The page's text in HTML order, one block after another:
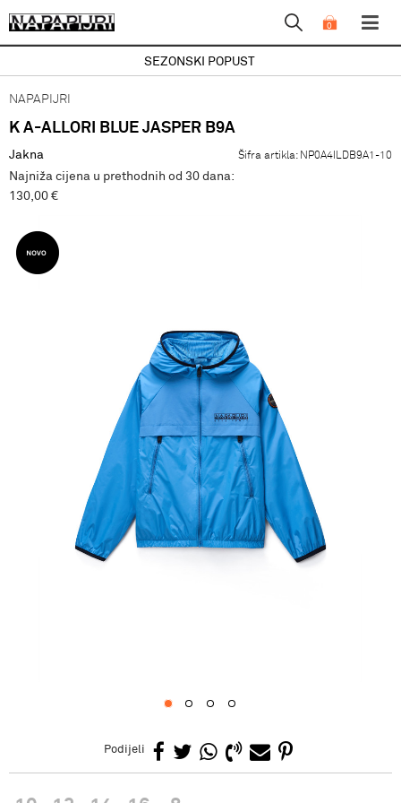
0
SEZONSKI POPUST
NAPAPIJRI
K A-ALLORI BLUE JASPER B9A
Jakna Šifra artikla: NP0A4ILDB9A1-10
Najniža cijena u prethodnih od 30 dana:
130,00 €
Podijeli